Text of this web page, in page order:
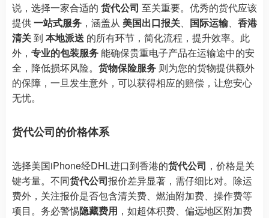
说，选择一家合适的 货代公司 至关重要。优秀的货代应该
提供一站式服务 ，涵盖从 美国出口报关、 国际运输、 香港
清关到 本地派送 的所有环节，简化流程，提升效率。此
外， 专业的包装服务能确保贵重电子产品在运输途中的安
全，降低损坏风险。 货物保险服务 则为您的货物提供额外
的保障，一旦发生意外，可以获得相应的赔偿，让您安心
无忧。
货代公司的价格体系
选择美国iPhone经DHL进口到香港的货代公司 ，价格是关
键考量。不同货代公司报价差异显著，需仔细比对。除运
费外，关注报价是否包含清关费、燃油附加费、操作费等
项目。务必警惕隐藏费用 ，如超体积费、偏远地区附加费